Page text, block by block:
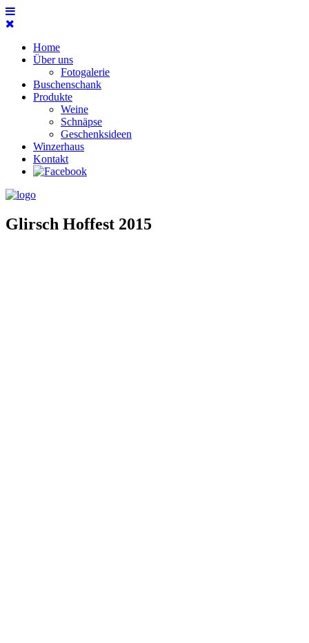
Home
Über uns
Fotogalerie
Buschenschank
Produkte
Weine
Schnäpse
Geschenksideen
Winzerhaus
Kontakt
Glirsch Hoffest 2015